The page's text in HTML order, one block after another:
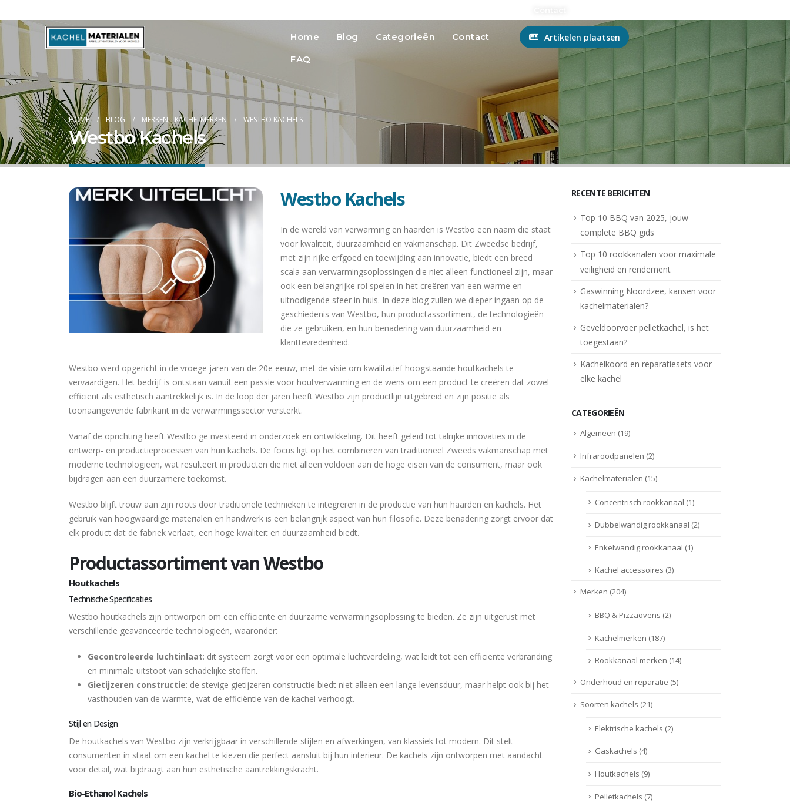
Home Blog Categorieën
Contact
FAQ
Artikelen plaatsen
HOME BLOG MERKEN, KACHELMERKEN WESTBO KACHELS
Westbo Kachels
Westbo Kachels
In de wereld van verwarming en haarden is Westbo een naam die staat
voor kwaliteit, duurzaamheid en vakmanschap. Dit Zweedse bedrijf,
met zijn rijke erfgoed en toewijding aan innovatie, biedt een breed
scala aan verwarmingsoplossingen die niet alleen functioneel zijn, maar
ook een belangrijke rol spelen in het creëren van een warme en
uitnodigende sfeer in huis. In deze blog zullen we dieper ingaan op de
geschiedenis van Westbo, hun productassortiment, de technologieën
die ze gebruiken, en hun benadering van duurzaamheid en
klanttevredenheid.
Westbo werd opgericht in de vroege jaren van de 20e eeuw, met de visie om kwalitatief hoogstaande houtkachels te
vervaardigen. Het bedrijf is ontstaan vanuit een passie voor houtverwarming en de wens om een product te creëren dat zowel
efficiënt als esthetisch aantrekkelijk is. In de loop der jaren heeft Westbo zijn productlijn uitgebreid en zijn positie als
toonaangevende fabrikant in de verwarmingssector versterkt.
Vanaf de oprichting heeft Westbo geïnvesteerd in onderzoek en ontwikkeling. Dit heeft geleid tot talrijke innovaties in de
ontwerp- en productieprocessen van hun kachels. De focus ligt op het combineren van traditioneel Zweeds vakmanschap met
moderne technologieën, wat resulteert in producten die niet alleen voldoen aan de hoge eisen van de consument, maar ook
bijdragen aan een duurzamere toekomst.
Westbo blijft trouw aan zijn roots door traditionele technieken te integreren in de productie van hun haarden en kachels. Het
gebruik van hoogwaardige materialen en handwerk is een belangrijk aspect van hun filosofie. Deze benadering zorgt ervoor dat
elk product dat de fabriek verlaat, een hoge kwaliteit en duurzaamheid biedt.
Productassortiment van Westbo
Houtkachels
Technische Specificaties
Westbo houtkachels zijn ontworpen om een efficiënte en duurzame verwarmingsoplossing te bieden. Ze zijn uitgerust met
verschillende geavanceerde technologieën, waaronder:
Gecontroleerde luchtinlaat: dit systeem zorgt voor een optimale luchtverdeling, wat leidt tot een efficiënte verbranding
en minimale uitstoot van schadelijke stoffen.
Gietijzeren constructie: de stevige gietijzeren constructie biedt niet alleen een lange levensduur, maar helpt ook bij het
vasthouden van de warmte, wat de efficiëntie van de kachel verhoogt.
Stijl en Design
De houtkachels van Westbo zijn verkrijgbaar in verschillende stijlen en afwerkingen, van klassiek tot modern. Dit stelt
consumenten in staat om een kachel te kiezen die perfect aansluit bij hun interieur. De kachels zijn ontworpen met aandacht
voor detail, wat bijdraagt aan hun esthetische aantrekkingskracht.
Bio-Ethanol Kachels
RECENTE BERICHTEN
Top 10 BBQ van 2025, jouw
complete BBQ gids
Top 10 rookkanalen voor maximale
veiligheid en rendement
Gaswinning Noordzee, kansen voor
kachelmaterialen?
Geveldoorvoer pelletkachel, is het
toegestaan?
Kachelkoord en reparatiesets voor
elke kachel
CATEGORIEËN
Algemeen (19)
Infraroodpanelen (2)
Kachelmaterialen (15)
Concentrisch rookkanaal (1)
Dubbelwandig rookkanaal (2)
Enkelwandig rookkanaal (1)
Kachel accessoires (3)
Merken (204)
BBQ & Pizzaovens (2)
Kachelmerken (187)
Rookkanaal merken (14)
Onderhoud en reparatie (5)
Soorten kachels (21)
Elektrische kachels (2)
Gaskachels (4)
Houtkachels (9)
Pelletkachels (7)